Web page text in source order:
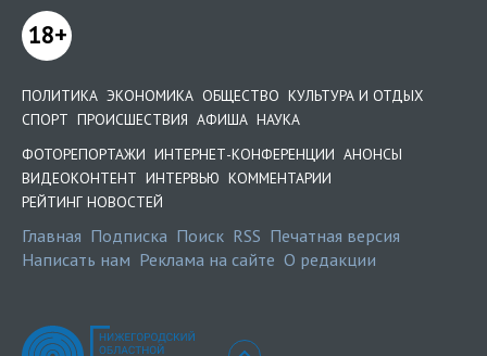
18+
ПОЛИТИКА ЭКОНОМИКА ОБЩЕСТВО КУЛЬТУРА И ОТДЫХ
СПОРТ ПРОИСШЕСТВИЯ АФИША НАУКА
ФОТОРЕПОРТАЖИ ИНТЕРНЕТ-КОНФЕРЕНЦИИ АНОНСЫ
ВИДЕОКОНТЕНТ ИНТЕРВЬЮ КОММЕНТАРИИ
РЕЙТИНГ НОВОСТЕЙ
Главная Подписка Поиск RSS Печатная версия
Написать нам Реклама на сайте О редакции